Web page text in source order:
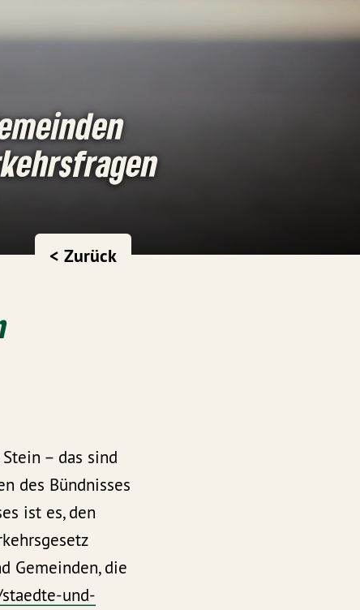
< Zurück
– das sind
des Bündnisses
ist es, den
Gemeinden, die
und-